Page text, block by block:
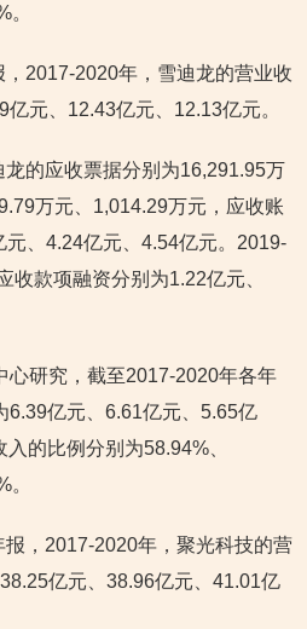
2017-2020年，雪迪龙的营业收
元、12.43亿元、12.13亿元。
的应收票据分别为16,291.95万
万元、1,014.29万元，应收账
、4.24亿元、4.54亿元。2019-
收款项融资分别为1.22亿元、
心研究，截至2017-2020年各年
6.39亿元、6.61亿元、5.65亿
的比例分别为58.94%、
，2017-2020年，聚光科技的营
亿元、38.96亿元、41.01亿